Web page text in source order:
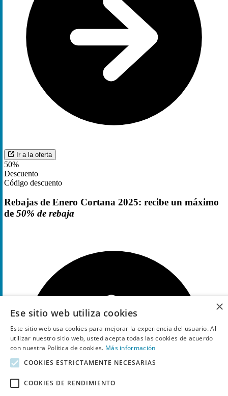
Ir a la oferta
50%
Descuento
Código descuento
Rebajas de Enero Cortana 2025: recibe un máximo
de 50% de rebaja
×
Ese sitio web utiliza cookies
Este sitio web usa cookies para mejorar la experiencia del usuario. Al
utilizar nuestro sitio web, usted acepta todas las cookies de acuerdo
con nuestra Política de cookies. Más información
COOKIES ESTRICTAMENTE NECESARIAS
COOKIES DE RENDIMIENTO